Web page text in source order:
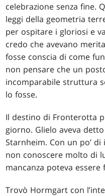
celebrazione senza fine.
leggi della geometria
per ospitare i gloriosi e
credo che avevano
fosse conscia di come
non pensare che un
incomparabile struttura
lo fosse.
Il destino di Fronterotta
giorno. Glielo aveva
Starnheim. Con un po’
non conoscere molto di
mancanza poteva
Trovò Hormgart con